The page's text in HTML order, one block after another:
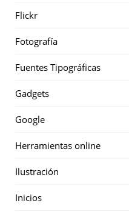
Flickr
Fotografía
Fuentes Tipográficas
Gadgets
Google
Herramientas online
Ilustración
Inicios